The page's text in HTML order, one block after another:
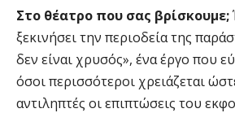
Στο θέατρο που σας βρίσκουμε;
ξεκινήσει την περιοδεία της
δεν είναι χρυσός», ένα έργο που
όσοι περισσότεροι χρειάζεται
αντιληπτές οι επιπτώσεις του